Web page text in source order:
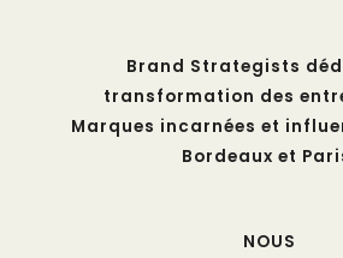
Brand Strategists
transformation des
Marques incarnées et
Bordeaux et
NOUS